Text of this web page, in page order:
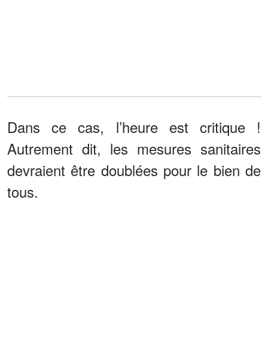
Dans ce cas, l’heure est critique !
Autrement dit, les mesures sanitaires
devraient être doublées pour le bien de
tous.